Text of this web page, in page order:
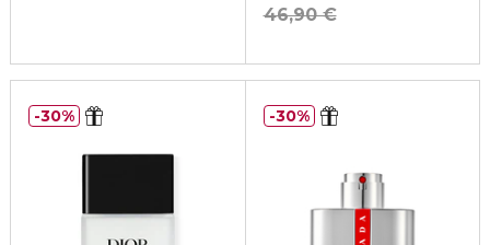
46,90 €
30% 30%